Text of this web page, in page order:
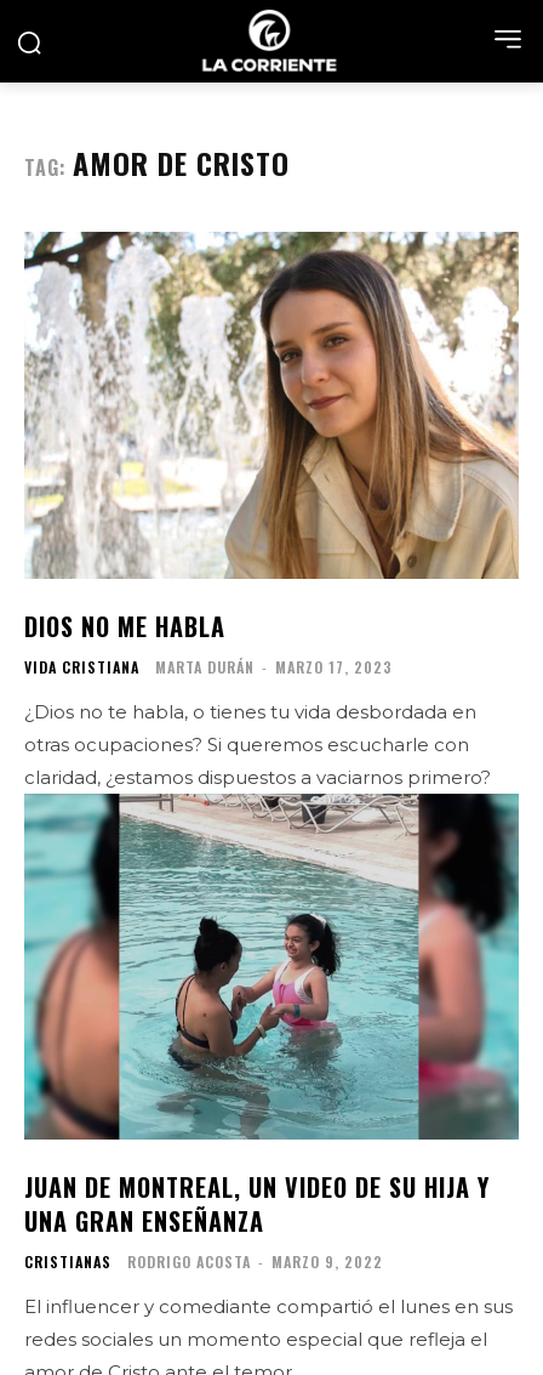
TAG: AMOR DE CRISTO
DIOS NO ME HABLA
VIDA CRISTIANA MARTA DURÁN - MARZO 17, 2023
¿Dios no te habla, o tienes tu vida desbordada en
otras ocupaciones? Si queremos escucharle con
claridad, ¿estamos dispuestos a vaciarnos primero?
JUAN DE MONTREAL, UN VIDEO DE SU HIJA Y
UNA GRAN ENSEÑANZA
CRISTIANAS RODRIGO ACOSTA - MARZO 9, 2022
El influencer y comediante compartió el lunes en sus
redes sociales un momento especial que refleja el